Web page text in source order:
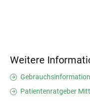
Weitere
Patientenratgeber